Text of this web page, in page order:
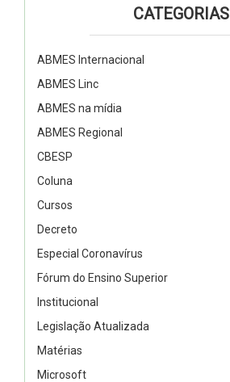
CATEGORIAS
ABMES Internacional
ABMES Linc
ABMES na mídia
ABMES Regional
CBESP
Coluna
Cursos
Decreto
Especial Coronavírus
Fórum do Ensino Superior
Institucional
Legislação Atualizada
Matérias
Microsoft